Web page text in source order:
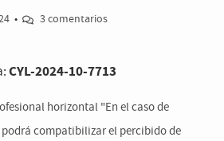
• 3 comentarios
CYL-2024-10-7713
horizontal "En el caso de
compatibilizar el percibido de